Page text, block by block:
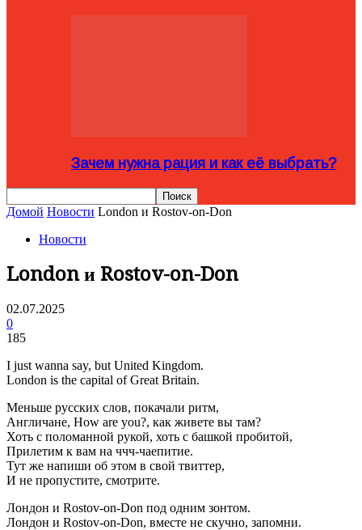
Зачем нужна рация и как её выбрать?
Домой Новости London и Rostov-on-Don
Новости
London и Rostov-on-Don
02.07.2025
0
185
I just wanna say, but United Kingdom.
London is the capital of Great Britain.
Меньше русских слов, покачали ритм,
Англичане, How are you?, как живете вы там?
Хоть с поломанной рукой, хоть с башкой пробитой,
Прилетим к вам на ччч-чаепитие.
Тут же напиши об этом в свой твиттер,
И не пропустите, смотрите.
Лондон и Rostov-on-Don под одним зонтом.
Лондон и Rostov-on-Don, вместе не скучно, запомни.